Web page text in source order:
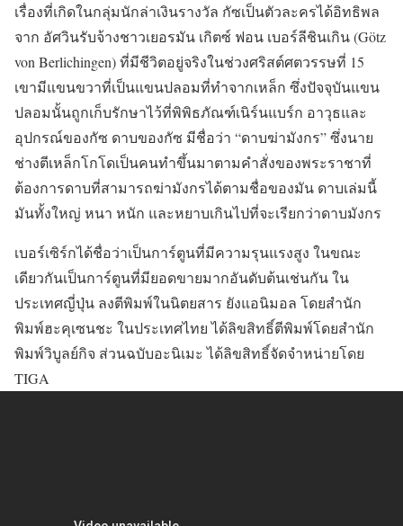
เรื่องที่เกิดในกลุ่มนักล่าเงินรางวัล กัซเป็นตัวละครได้อิทธิพล
จาก อัศวินรับจ้างชาวเยอรมัน เกิตซ์ ฟอน เบอร์ลีชินเกิน (Götz
von Berlichingen) ที่มีชีวิตอยู่จริงในช่วงศริสต์ศตวรรษที่ 15
เขามีแขนขวาที่เป็นแขนปลอมที่ทำจากเหล็ก ซึ่งปัจจุบันแขน
ปลอมนั้นถูกเก็บรักษาไว้ที่พิพิธภัณฑ์เนิร์นแบร์ก อาวุธและ
อุปกรณ์ของกัซ ดาบของกัซ มีชื่อว่า “ดาบฆ่ามังกร” ซึ่งนาย
ช่างตีเหล็กโกโดเป็นคนทำขึ้นมาตามคำสั่งของพระราชาที่
ต้องการดาบที่สามารถฆ่ามังกรได้ตามชื่อของมัน ดาบเล่มนี้
มันทั้งใหญ่ หนา หนัก และหยาบเกินไปที่จะเรียกว่าดาบมังกร
เบอร์เซิร์กได้ชื่อว่าเป็นการ์ตูนที่มีความรุนแรงสูง ในขณะ
เดียวกันเป็นการ์ตูนที่มียอดขายมากอันดับต้นเช่นกัน ใน
ประเทศญี่ปุ่น ลงตีพิมพ์ในนิตยสาร ยังแอนิมอล โดยสำนัก
พิมพ์ฮะคุเซนชะ ในประเทศไทย ได้ลิขสิทธิ์ตีพิมพ์โดยสำนัก
พิมพ์วิบูลย์กิจ ส่วนฉบับอะนิเมะ ได้ลิขสิทธิ์จัดจำหน่ายโดย
TIGA